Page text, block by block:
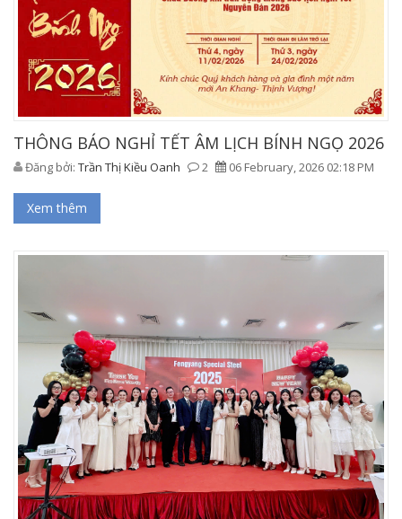
THÔNG BÁO NGHỈ TẾT ÂM LỊCH BÍNH NGỌ 2026
Đăng bởi: Trần Thị Kiều Oanh 2 06 February, 2026 02:18 PM
Xem thêm